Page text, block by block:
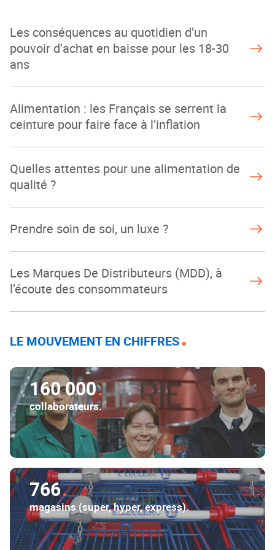
Les conséquences au quotidien d’un
pouvoir d’achat en baisse pour les 18-30
ans
Alimentation : les Français se serrent la
ceinture pour faire face à l’inflation
Quelles attentes pour une alimentation de
qualité ?
Prendre soin de soi, un luxe ?
Les Marques De Distributeurs (MDD), à
l’écoute des consommateurs
LE MOUVEMENT EN CHIFFRES
160 000
collaborateurs.
766
magasins (super, hyper, express).